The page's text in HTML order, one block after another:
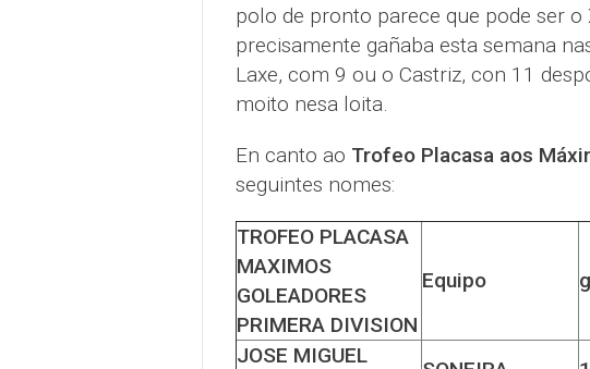
polo de pronto parece que pode ser o
precisamente gañaba esta semana
Laxe, com 9 ou o Castriz, con 11
moito nesa loita.
En canto ao Trofeo Placasa aos
seguintes nomes:
TROFEO PLACASA
MAXIMOS
GOLEADORES
PRIMERA DIVISION
Equipo
JOSE MIGUEL